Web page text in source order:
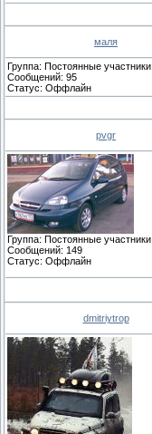
маля
Группа: Постоянные участники
Сообщений: 95
Статус: Оффлайн
pvgr
Группа: Постоянные участники
Сообщений: 149
Статус: Оффлайн
dmitriytrop